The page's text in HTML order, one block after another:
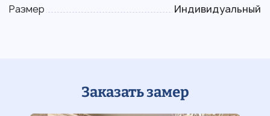
Размер
Индивидуальный
Заказать замер